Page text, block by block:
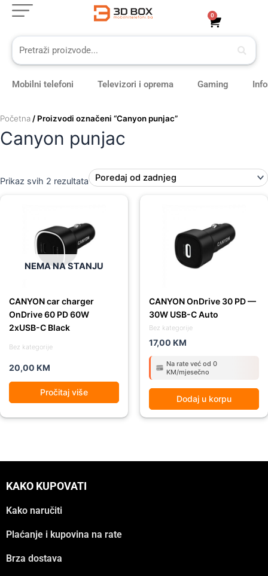
Skip
content
0
Cart
Mobilni telefoni Televizori i oprema Gaming
Početna / Proizvodi označeni “Canyon punjac”
Canyon punjac
Prikaz svih 2 rezultata
Sorted
by
latest
NEMA NA STANJU
Bez kategorije
CANYON car charger
OnDrive 60 PD 60W
2xUSB-C Black
20,00 KM
Pročitaj više
Bez kategorije
CANYON OnDrive 30 PD —
30W USB-C Auto
17,00 KM
Na rate već od 0
KM/mjesečno
Dodaj u korpu
KAKO KUPOVATI
Kako naručiti
Plaćanje i kupovina na rate
Brza dostava